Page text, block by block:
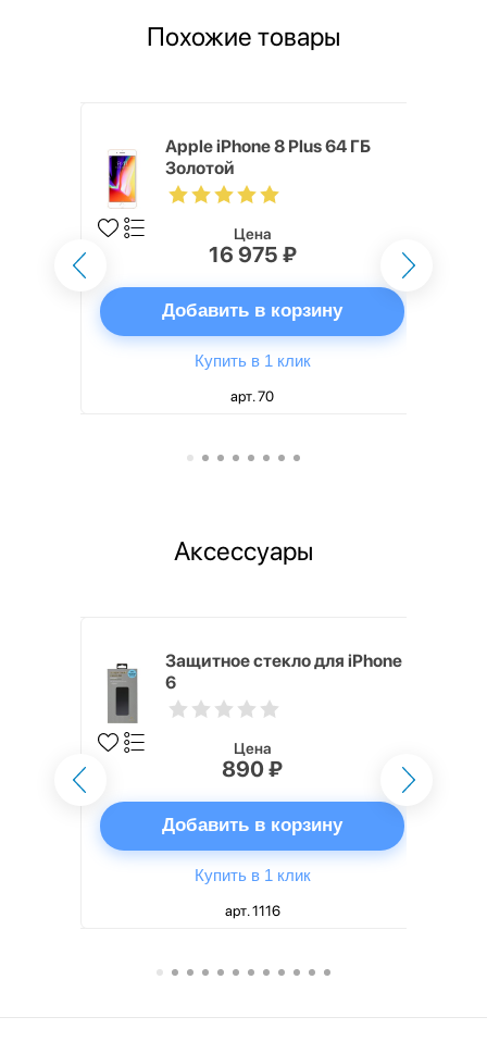
Похожие товары
Apple iPhone 8 Plus 64 ГБ
Золотой
Цена
16 975 ₽
Добавить в корзину
Купить в 1 клик
арт. 70
Аксессуары
Защитное стекло для iPhone
6
Цена
890 ₽
Добавить в корзину
Купить в 1 клик
арт. 1116